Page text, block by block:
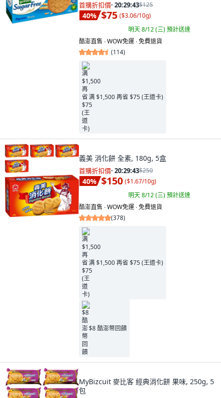
首購折扣價· 20:29:41$125
40% $75 ($3.06/10g)
明天 8/12 (三)預計送達
酷澎直售 ∙ WOW免運 ∙ 免費退貨
(114)
满 $1,500 再省 $75 (王道卡)
義美 消化餅 全素, 180g, 5盒
首購折扣價· 20:29:41$250
40% $150 ($1.67/10g)
明天 8/12 (三)預計送達
酷澎直售 ∙ WOW免運 ∙ 免費退貨
(378)
满 $1,500 再省 $75 (王道卡)
$8 酷澎幣回饋
MyBizcuit 麥比客 經典消化餅 果味, 250g, 5
包